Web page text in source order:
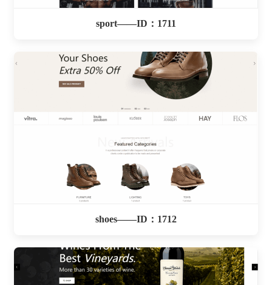
sport——ID：1711
shoes——ID：1712